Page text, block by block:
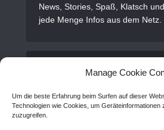
Manage Cookie
Um die beste Erfahrung beim Surfen auf dieser
Technologien wie Cookies, um
zuzugreifen.
News, Stories, Spaß, Klatsch
jede Menge Infos aus dem Netz.
Alles Wichtige
Gastartikel